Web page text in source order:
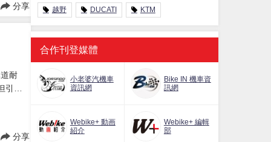
分享
耐
擎
分享
越野 DUCATI KTM
合作刊登媒體
小老婆汽機車
資訊網
Bike IN 機車資
訊網
Webike+ 動画
紹介
Webike+ 編輯
部